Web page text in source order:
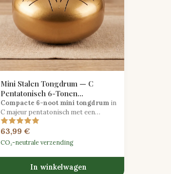
Mini Stalen Tongdrum — C
Pentatonisch 6-Tonen
Zonsopgang Goud
Compacte 6-noot mini tongdrum in
C majeur pentatonisch met een
warme zonsopgang gouden
afwerking, ideaal voor reismeditatie
en het introduceren van kinderen in
63,99 €
CO₂-neutrale verzending
In winkelwagen